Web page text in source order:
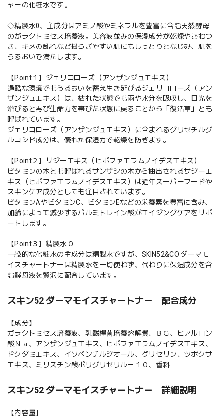
ャーの化粧水です。
◇精製水0、主成分はアミノ酸やミネラルを豊富に含む天然酵母
のがラクトミセス培養液。美容液並みの保湿成分が乾燥やごわつ
き、キメの乱れなど揺らぎやすい肌にもしっとりとなじみ、肌を
うるおいで満たします。
【Point１】ジェリコローズ（アンザンジュエキス）
過酷な環境でもうるおいを蓄え生き延びるジェリコローズ（アン
ザンジュエキス）は、枯れた状態でも雨や水分を吸収し、日光を
浴びると再び生命力を帯びた状態に戻ることから「復活草」とも
呼ばれています。
ジェリコローズ（アンザンジュエキス）に含まれるグリセチルグ
ルコシド成分は、優れた保湿力で乾燥を防ぎます。
【Point２】サジーエキス（ヒポファエラムノイデスエキス）
ビタミンの木とも呼ばれるサンザシの木から抽出されるサジーエ
キス（ヒポファエラムノイデスエキス）は近年スーパーフードや
スキンケア成分としても注目されています。
ビタミンAやビタミンC、ビタミンEなどの栄養素を豊富に含み、
加齢によって減少するパルミトレイン酸がエイジングケアをサポ
ートします。
【Point３】精製水０
一般的な化粧水の主成分は精製水ですが、SKIN52&CO ダーマモ
イスチャートナーは精製水を一切使わず、代わりに保湿成分を含
む酵母液を贅沢に配合しています。
スキン52 ダーマモイスチャートナー 配合成分
【成分】
ガラクトミセス培養液、乳酸桿菌培養溶解質、ＢＧ、ヒアルロン
酸Ｎａ、アンザンジュエキス、ヒポファエラムノイデスエキス、
ドクダミエキス、イソペンチルジオール、グリセリン、ツボクサ
エキス、ミリスチン酸ポリグリセリル－１０、香料
スキン52 ダーマモイスチャートナー 詳細説明
【内容量】